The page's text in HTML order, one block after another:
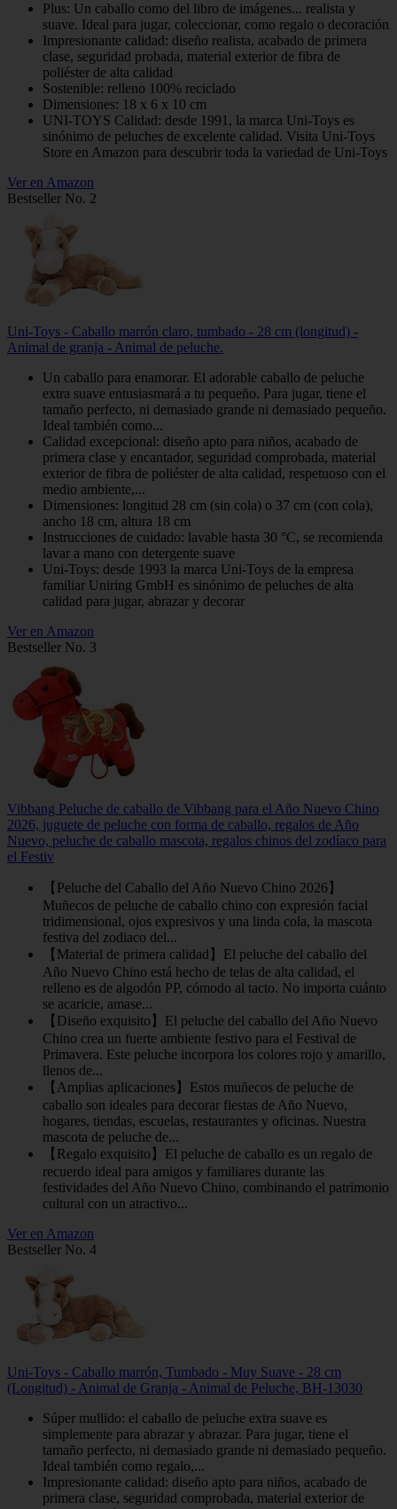
Plus: Un caballo como del libro de imágenes... realista y
suave. Ideal para jugar, coleccionar, como regalo o decoración
Impresionante calidad: diseño realista, acabado de primera
clase, seguridad probada, material exterior de fibra de
poliéster de alta calidad
Sostenible: relleno 100% reciclado
Dimensiones: 18 x 6 x 10 cm
UNI-TOYS Calidad: desde 1991, la marca Uni-Toys es
sinónimo de peluches de excelente calidad. Visita Uni-Toys
Store en Amazon para descubrir toda la variedad de Uni-Toys
Ver en Amazon
Bestseller No. 2
Uni-Toys - Caballo marrón claro, tumbado - 28 cm (longitud) -
Animal de granja - Animal de peluche.
Un caballo para enamorar. El adorable caballo de peluche
extra suave entusiasmará a tu pequeño. Para jugar, tiene el
tamaño perfecto, ni demasiado grande ni demasiado pequeño.
Ideal también como...
Calidad excepcional: diseño apto para niños, acabado de
primera clase y encantador, seguridad comprobada, material
exterior de fibra de poliéster de alta calidad, respetuoso con el
medio ambiente,...
Dimensiones: longitud 28 cm (sin cola) o 37 cm (con cola),
ancho 18 cm, altura 18 cm
Instrucciones de cuidado: lavable hasta 30 °C, se recomienda
lavar a mano con detergente suave
Uni-Toys: desde 1993 la marca Uni-Toys de la empresa
familiar Uniring GmbH es sinónimo de peluches de alta
calidad para jugar, abrazar y decorar
Ver en Amazon
Bestseller No. 3
Vibbang Peluche de caballo de Vibbang para el Año Nuevo Chino
2026, juguete de peluche con forma de caballo, regalos de Año
Nuevo, peluche de caballo mascota, regalos chinos del zodíaco para
el Festiv
【Peluche del Caballo del Año Nuevo Chino 2026】
Muñecos de peluche de caballo chino con expresión facial
tridimensional, ojos expresivos y una linda cola, la mascota
festiva del zodiaco del...
【Material de primera calidad】El peluche del caballo del
Año Nuevo Chino está hecho de telas de alta calidad, el
relleno es de algodón PP, cómodo al tacto. No importa cuánto
se acaricie, amase...
【Diseño exquisito】El peluche del caballo del Año Nuevo
Chino crea un fuerte ambiente festivo para el Festival de
Primavera. Este peluche incorpora los colores rojo y amarillo,
llenos de...
【Amplias aplicaciones】Estos muñecos de peluche de
caballo son ideales para decorar fiestas de Año Nuevo,
hogares, tiendas, escuelas, restaurantes y oficinas. Nuestra
mascota de peluche de...
【Regalo exquisito】El peluche de caballo es un regalo de
recuerdo ideal para amigos y familiares durante las
festividades del Año Nuevo Chino, combinando el patrimonio
cultural con un atractivo...
Ver en Amazon
Bestseller No. 4
Uni-Toys - Caballo marrón, Tumbado - Muy Suave - 28 cm
(Longitud) - Animal de Granja - Animal de Peluche, BH-13030
Súper mullido: el caballo de peluche extra suave es
simplemente para abrazar y abrazar. Para jugar, tiene el
tamaño perfecto, ni demasiado grande ni demasiado pequeño.
Ideal también como regalo,...
Impresionante calidad: diseño apto para niños, acabado de
primera clase, seguridad comprobada, material exterior de